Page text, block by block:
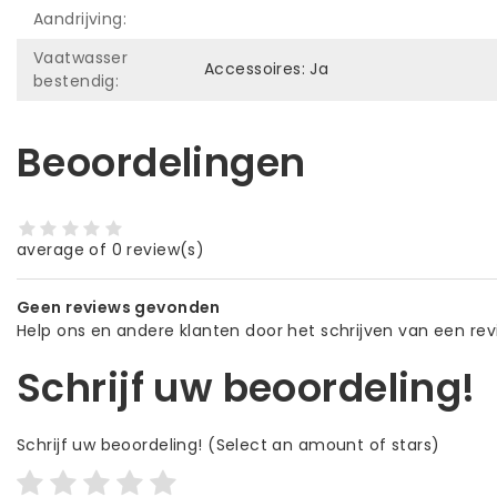
Aandrijving:
Vaatwasser
bestendig:
Accessoires: Ja
Beoordelingen
average of 0 review(s)
Geen reviews gevonden
Help ons en andere klanten door het schrijven van een
Schrijf uw beoordeling!
Schrijf uw beoordeling! (Select an amount of stars)